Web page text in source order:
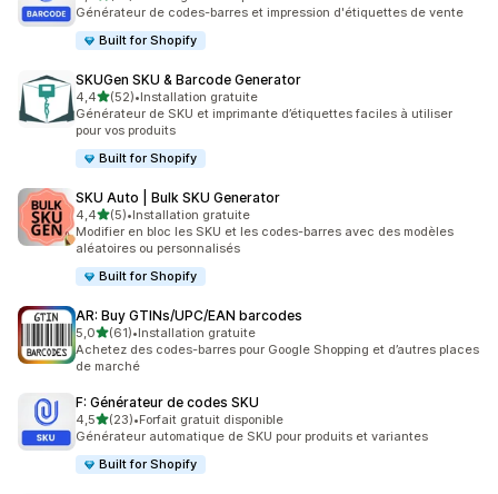
Générateur de codes-barres et impression d'étiquettes de vente
Built for Shopify
SKUGen SKU & Barcode Generator
4,4étoile(s) sur 5
(52)
52 avis au total
•Installation gratuite
Générateur de SKU et imprimante d’étiquettes faciles à utiliser
pour vos produits
Built for Shopify
SKU Auto | Bulk SKU Generator
4,4étoile(s) sur 5
(5)
5 avis au total
•Installation gratuite
Modifier en bloc les SKU et les codes-barres avec des modèles
aléatoires ou personnalisés
Built for Shopify
AR: Buy GTINs/UPC/EAN barcodes
5,0étoile(s) sur 5
(61)
61 avis au total
•Installation gratuite
Achetez des codes-barres pour Google Shopping et d’autres places
de marché
F: Générateur de codes SKU
4,5étoile(s) sur 5
(23)
23 avis au total
•Forfait gratuit disponible
Générateur automatique de SKU pour produits et variantes
Built for Shopify